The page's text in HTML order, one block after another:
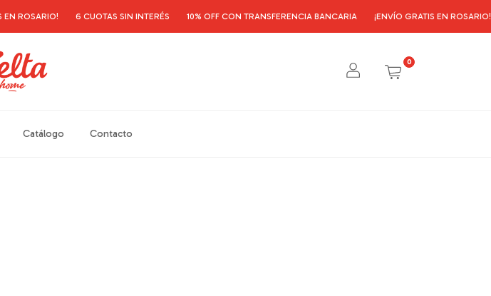
ROSARIO! 6 CUOTAS SIN INTERÉS 10% OFF CON TRANSFERENCIA BANCARIA ¡ENVÍO GRATIS EN ROSARIO!
0
Catálogo Contacto